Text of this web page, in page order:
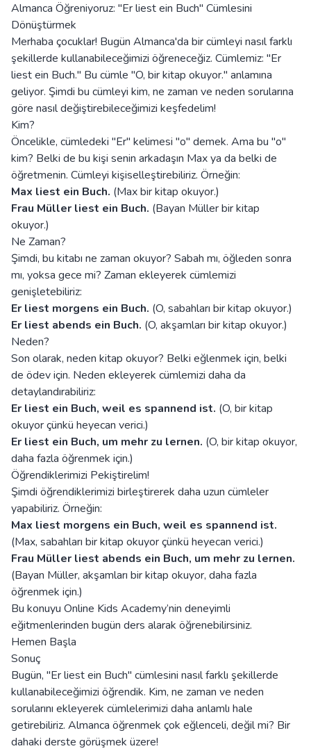
Almanca Öğreniyoruz: "Er liest ein Buch" Cümlesini
Dönüştürmek
Merhaba çocuklar! Bugün Almanca'da bir cümleyi nasıl farklı
şekillerde kullanabileceğimizi öğreneceğiz. Cümlemiz: "Er
liest ein Buch." Bu cümle "O, bir kitap okuyor." anlamına
geliyor. Şimdi bu cümleyi kim, ne zaman ve neden sorularına
göre nasıl değiştirebileceğimizi keşfedelim!
Kim?
Öncelikle, cümledeki "Er" kelimesi "o" demek. Ama bu "o"
kim? Belki de bu kişi senin arkadaşın Max ya da belki de
öğretmenin. Cümleyi kişiselleştirebiliriz. Örneğin:
Max liest ein Buch. (Max bir kitap okuyor.)
Frau Müller liest ein Buch. (Bayan Müller bir kitap
okuyor.)
Ne Zaman?
Şimdi, bu kitabı ne zaman okuyor? Sabah mı, öğleden sonra
mı, yoksa gece mi? Zaman ekleyerek cümlemizi
genişletebiliriz:
Er liest morgens ein Buch. (O, sabahları bir kitap okuyor.)
Er liest abends ein Buch. (O, akşamları bir kitap okuyor.)
Neden?
Son olarak, neden kitap okuyor? Belki eğlenmek için, belki
de ödev için. Neden ekleyerek cümlemizi daha da
detaylandırabiliriz:
Er liest ein Buch, weil es spannend ist. (O, bir kitap
okuyor çünkü heyecan verici.)
Er liest ein Buch, um mehr zu lernen. (O, bir kitap okuyor,
daha fazla öğrenmek için.)
Öğrendiklerimizi Pekiştirelim!
Şimdi öğrendiklerimizi birleştirerek daha uzun cümleler
yapabiliriz. Örneğin:
Max liest morgens ein Buch, weil es spannend ist.
(Max, sabahları bir kitap okuyor çünkü heyecan verici.)
Frau Müller liest abends ein Buch, um mehr zu lernen.
(Bayan Müller, akşamları bir kitap okuyor, daha fazla
öğrenmek için.)
Bu konuyu Online Kids Academy’nin deneyimli
eğitmenlerinden bugün ders alarak öğrenebilirsiniz.
Hemen Başla
Sonuç
Bugün, "Er liest ein Buch" cümlesini nasıl farklı şekillerde
kullanabileceğimizi öğrendik. Kim, ne zaman ve neden
sorularını ekleyerek cümlelerimizi daha anlamlı hale
getirebiliriz. Almanca öğrenmek çok eğlenceli, değil mi? Bir
dahaki derste görüşmek üzere!